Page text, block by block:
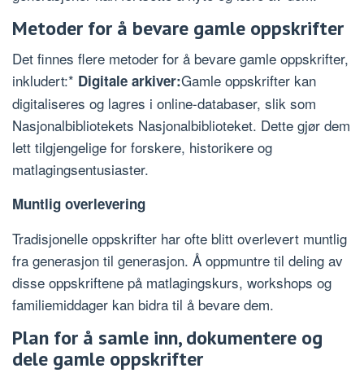
Metoder for å bevare gamle oppskrifter
Det finnes flere metoder for å bevare gamle oppskrifter,
inkludert:* Digitale arkiver:Gamle oppskrifter kan
digitaliseres og lagres i online-databaser, slik som
Nasjonalbibliotekets Nasjonalbiblioteket. Dette gjør dem
lett tilgjengelige for forskere, historikere og
matlagingsentusiaster.
Muntlig overlevering
Tradisjonelle oppskrifter har ofte blitt overlevert muntlig
fra generasjon til generasjon. Å oppmuntre til deling av
disse oppskriftene på matlagingskurs, workshops og
familiemiddager kan bidra til å bevare dem.
Plan for å samle inn, dokumentere og
dele gamle oppskrifter